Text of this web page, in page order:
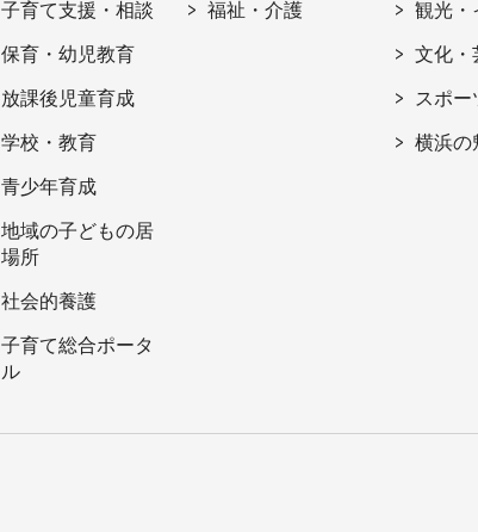
子育て支援・相談
保育・幼児教育
放課後児童育成
学校・教育
青少年育成
地域の子どもの居
場所
社会的養護
子育て総合ポータ
ル
福祉・介護 観光・
文化・
スポー
横浜の